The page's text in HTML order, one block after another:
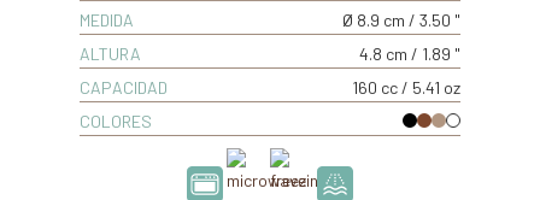
MEDIDA
Ø 8.9 cm / 3.50 "
ALTURA
4.8 cm / 1.89 "
CAPACIDAD
160 cc / 5.41 oz
COLORES